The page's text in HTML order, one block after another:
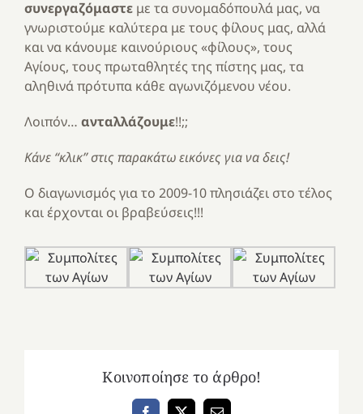
συνεργαζόμαστε με τα συνομαδόπουλά μας, να
γνωριστούμε καλύτερα με τους φίλους μας, αλλά
και να κάνουμε καινούριους «φίλους», τους
Αγίους, τους πρωταθλητές της πίστης μας, τα
αληθινά πρότυπα κάθε αγωνιζόμενου νέου.
Λοιπόν… ανταλλάζουμε!!;;
Κάνε “κλικ” στις παρακάτω εικόνες για να δεις!
Ο διαγωνισμός για το 2009-10 πλησιάζει στο τέλος
και έρχονται οι βραβεύσεις!!!
Κοινοποίησε το άρθρο!